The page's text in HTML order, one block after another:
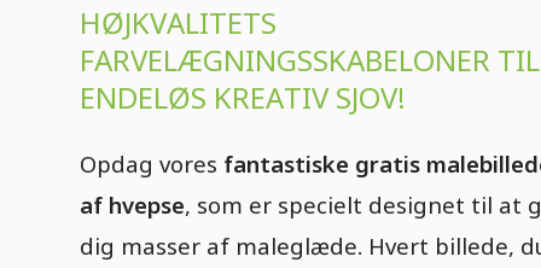
HØJKVALITETS
FARVELÆGNINGSSKABELONER TIL
ENDELØS KREATIV SJOV!
Opdag vores fantastiske gratis
af hvepse, som er specielt designet til at
dig masser af maleglæde. Hvert billede,